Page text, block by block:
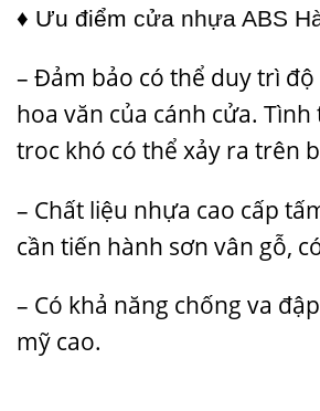
♦ Ưu điểm cửa nhựa ABS
– Đảm bảo có thể duy trì
hoa văn của cánh cửa.
troc khó có thể xảy ra trên
– Chất liệu nhựa cao cấp
cần tiến hành sơn vân gỗ,
– Có khả năng chống va
mỹ cao.